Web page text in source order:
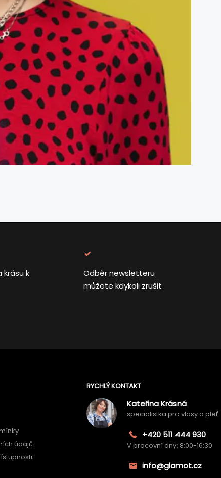
krásu k
Odběr newsletteru
můžete kdykoli zrušit
údajů
RYCHLÝ KONTAKT
Kateřina Krásná
specialistka pro vlasy a pleť
+420 511 444 930
V pracovní dny: 8:00-16:30
info@glamot.cz